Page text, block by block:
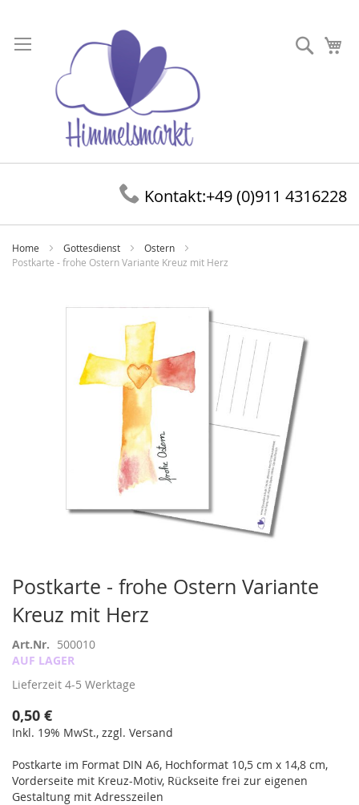
zum
Inhalt
Suche
Kontakt:+49 (0)911 4316228
Home Gottesdienst
Ostern
Postkarte - frohe Ostern Variante Kreuz mit Herz
Postkarte - frohe Ostern Variante
Kreuz mit Herz
Art.Nr. 500010
AUF LAGER
Lieferzeit 4-5 Werktage
0,50 €
Inkl. 19% MwSt., zzgl. Versand
Postkarte im Format DIN A6, Hochformat 10,5 cm x 14,8 cm,
Vorderseite mit Kreuz-Motiv, Rückseite frei zur eigenen
Gestaltung mit Adresszeilen
Zum
Anfang
der
Bildergalerie
springen